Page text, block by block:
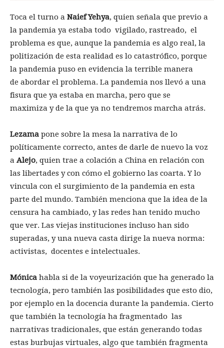
Toca el turno a Naief Yehya, quien señala que previo a
la pandemia ya estaba todo vigilado, rastreado, el
problema es que, aunque la pandemia es algo real, la
politización de esta realidad es lo catastrófico, porque
la pandemia puso en evidencia la terrible manera
de abordar el problema. La pandemia nos llevó a una
fisura que ya estaba en marcha, pero que se
maximiza y de la que ya no tendremos marcha atrás.
Lezama pone sobre la mesa la narrativa de lo
políticamente correcto, antes de darle de nuevo la voz
a Alejo, quien trae a colación a China en relación con
las libertades y con cómo el gobierno las coarta. Y lo
vincula con el surgimiento de la pandemia en esta
parte del mundo. También menciona que la idea de la
censura ha cambiado, y las redes han tenido mucho
que ver. Las viejas instituciones incluso han sido
superadas, y una nueva casta dirige la nueva norma:
activistas, docentes e intelectuales.
Mónica habla si de la voyeurización que ha generado la
tecnología, pero también las posibilidades que esto dio,
por ejemplo en la docencia durante la pandemia. Cierto
que también la tecnología ha fragmentado las
narrativas tradicionales, que están generando todas
estas burbujas virtuales, algo que también fragmenta